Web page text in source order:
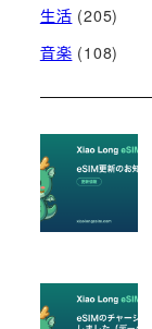
生活 (205)
音楽 (108)